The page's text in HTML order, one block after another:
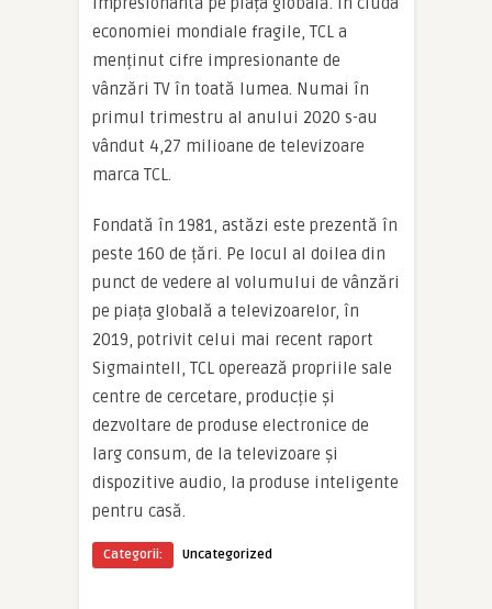
economiei mondiale fragile, TCL a
menținut cifre impresionante de
vânzări TV în toată lumea. Numai în
primul trimestru al anului 2020 s-au
vândut 4,27 milioane de televizoare
marca TCL.
Fondată în 1981, astăzi este prezentă în
peste 160 de țări. Pe locul al doilea din
punct de vedere al volumului de vânzări
pe piața globală a televizoarelor, în
2019, potrivit celui mai recent raport
Sigmaintell, TCL operează propriile sale
centre de cercetare, producție și
dezvoltare de produse electronice de
larg consum, de la televizoare și
dispozitive audio, la produse inteligente
pentru casă.
Categorii: Uncategorized